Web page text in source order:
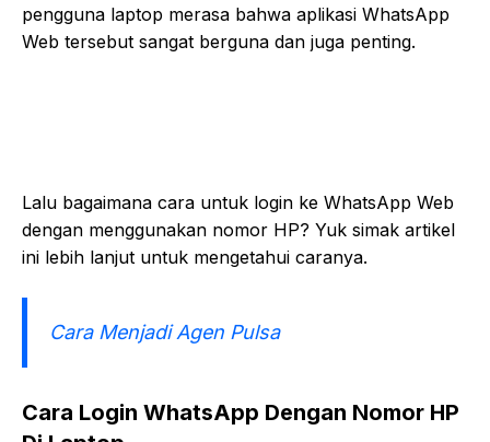
pengguna laptop merasa bahwa aplikasi WhatsApp
Web tersebut sangat berguna dan juga penting.
Lalu bagaimana cara untuk login ke WhatsApp Web
dengan menggunakan nomor HP? Yuk simak artikel
ini lebih lanjut untuk mengetahui caranya.
Cara Menjadi Agen Pulsa
Cara Login WhatsApp Dengan Nomor HP